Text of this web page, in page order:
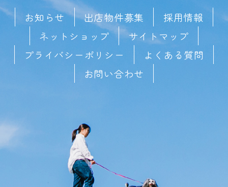
お知らせ 出店物件募集
採用情報
ネットショップ
サイトマップ
プライバシーポリシー
よくある質問
お問い合わせ